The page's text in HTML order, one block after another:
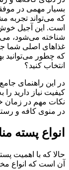
بسیار مهمی در
که می‌تواند تجربه
است. این آجیل
شناخته می‌شود،
غذاهای اصلی شما
که چطور می‌توانید
انتخاب کنید؟
در این راهنمای
کیفیت نیاز دارید
نکات مهم در زمان
در منوی کافه و
انواع پسته
حالا که با اهمیت
آن است که انواع